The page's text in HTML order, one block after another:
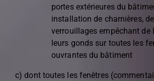
portes extérieures du
installation de charnières,
verrouillages empêchant de
leurs gonds sur toutes les
ouvrantes du bâtiment
c) dont toutes les fenêtres